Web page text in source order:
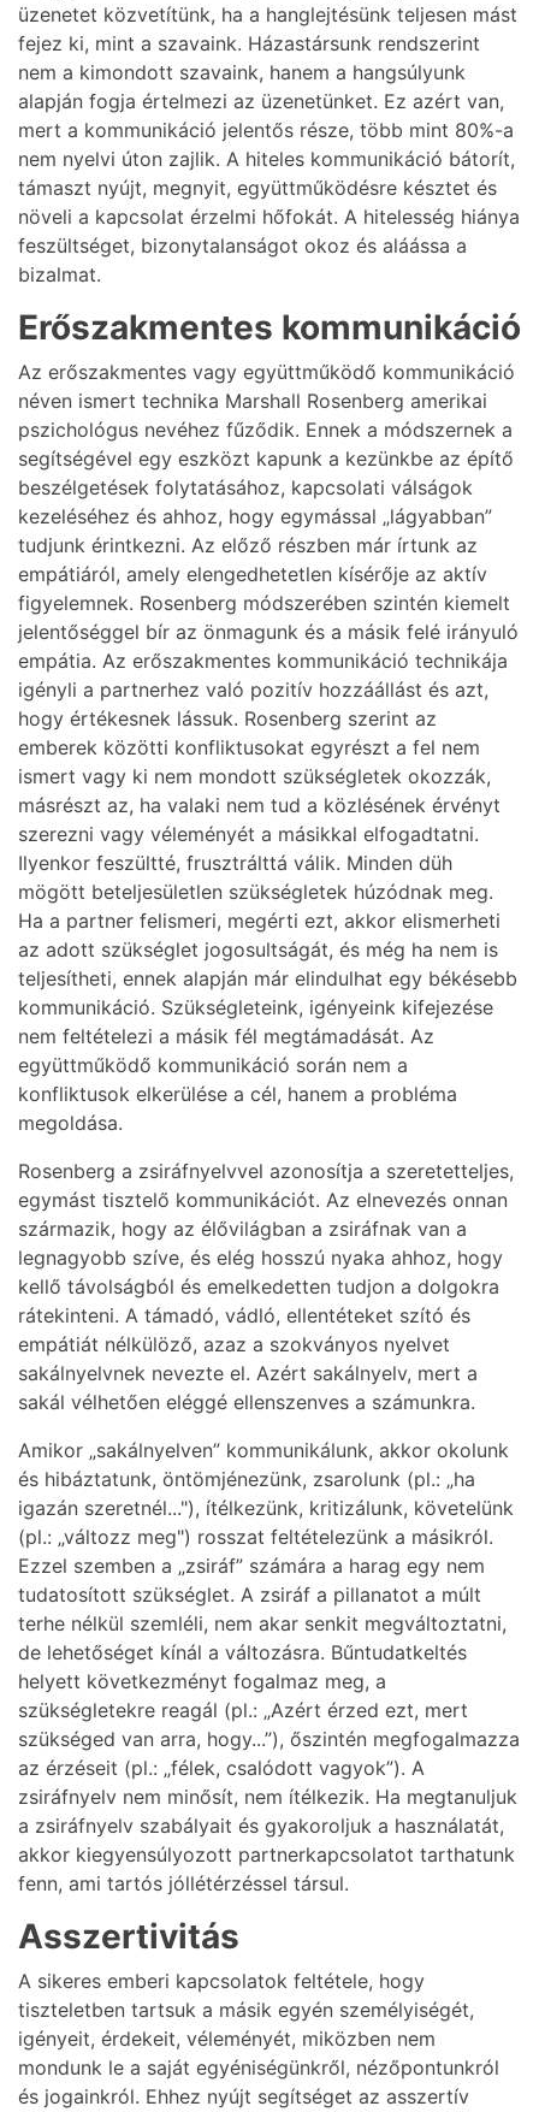
üzenetet közvetítünk, ha a hanglejtésünk teljesen mást
fejez ki, mint a szavaink. Házastársunk rendszerint
nem a kimondott szavaink, hanem a hangsúlyunk
alapján fogja értelmezi az üzenetünket. Ez azért van,
mert a kommunikáció jelentős része, több mint 80%-a
nem nyelvi úton zajlik. A hiteles kommunikáció bátorít,
támaszt nyújt, megnyit, együttműködésre késztet és
növeli a kapcsolat érzelmi hőfokát. A hitelesség hiánya
feszültséget, bizonytalanságot okoz és aláássa a
bizalmat.
Erőszakmentes kommunikáció
Az erőszakmentes vagy együttműködő kommunikáció
néven ismert technika Marshall Rosenberg amerikai
pszichológus nevéhez fűződik. Ennek a módszernek a
segítségével egy eszközt kapunk a kezünkbe az építő
beszélgetések folytatásához, kapcsolati válságok
kezeléséhez és ahhoz, hogy egymással „lágyabban”
tudjunk érintkezni. Az előző részben már írtunk az
empátiáról, amely elengedhetetlen kísérője az aktív
figyelemnek. Rosenberg módszerében szintén kiemelt
jelentőséggel bír az önmagunk és a másik felé irányuló
empátia. Az erőszakmentes kommunikáció technikája
igényli a partnerhez való pozitív hozzáállást és azt,
hogy értékesnek lássuk. Rosenberg szerint az
emberek közötti konfliktusokat egyrészt a fel nem
ismert vagy ki nem mondott szükségletek okozzák,
másrészt az, ha valaki nem tud a közlésének érvényt
szerezni vagy véleményét a másikkal elfogadtatni.
Ilyenkor feszültté, frusztrálttá válik. Minden düh
mögött beteljesületlen szükségletek húzódnak meg.
Ha a partner felismeri, megérti ezt, akkor elismerheti
az adott szükséglet jogosultságát, és még ha nem is
teljesítheti, ennek alapján már elindulhat egy békésebb
kommunikáció. Szükségleteink, igényeink kifejezése
nem feltételezi a másik fél megtámadását. Az
együttműködő kommunikáció során nem a
konfliktusok elkerülése a cél, hanem a probléma
megoldása.
Rosenberg a zsiráfnyelvvel azonosítja a szeretetteljes,
egymást tisztelő kommunikációt. Az elnevezés onnan
származik, hogy az élővilágban a zsiráfnak van a
legnagyobb szíve, és elég hosszú nyaka ahhoz, hogy
kellő távolságból és emelkedetten tudjon a dolgokra
rátekinteni. A támadó, vádló, ellentéteket szító és
empátiát nélkülöző, azaz a szokványos nyelvet
sakálnyelvnek nevezte el. Azért sakálnyelv, mert a
sakál vélhetően eléggé ellenszenves a számunkra.
Amikor „sakálnyelven” kommunikálunk, akkor okolunk
és hibáztatunk, öntömjénezünk, zsarolunk (pl.: „ha
igazán szeretnél..."), ítélkezünk, kritizálunk, követelünk
(pl.: „változz meg") rosszat feltételezünk a másikról.
Ezzel szemben a „zsiráf” számára a harag egy nem
tudatosított szükséglet. A zsiráf a pillanatot a múlt
terhe nélkül szemléli, nem akar senkit megváltoztatni,
de lehetőséget kínál a változásra. Bűntudatkeltés
helyett következményt fogalmaz meg, a
szükségletekre reagál (pl.: „Azért érzed ezt, mert
szükséged van arra, hogy...”), őszintén megfogalmazza
az érzéseit (pl.: „félek, csalódott vagyok”). A
zsiráfnyelv nem minősít, nem ítélkezik. Ha megtanuljuk
a zsiráfnyelv szabályait és gyakoroljuk a használatát,
akkor kiegyensúlyozott partnerkapcsolatot tarthatunk
fenn, ami tartós jóllétérzéssel társul.
Asszertivitás
A sikeres emberi kapcsolatok feltétele, hogy
tiszteletben tartsuk a másik egyén személyiségét,
igényeit, érdekeit, véleményét, miközben nem
mondunk le a saját egyéniségünkről, nézőpontunkról
és jogainkról. Ehhez nyújt segítséget az asszertív